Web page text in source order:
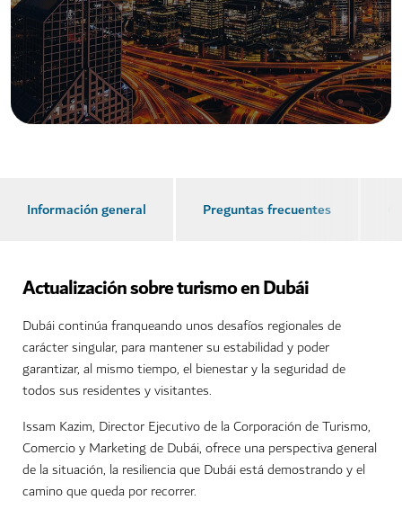
Información general Preguntas frecuentes
Actualización sobre turismo en Dubái
Dubái continúa franqueando unos desafíos regionales de
carácter singular, para mantener su estabilidad y poder
garantizar, al mismo tiempo, el bienestar y la seguridad de
todos sus residentes y visitantes.
Issam Kazim, Director Ejecutivo de la Corporación de Turismo,
Comercio y Marketing de Dubái, ofrece una perspectiva general
de la situación, la resiliencia que Dubái está demostrando y el
camino que queda por recorrer.